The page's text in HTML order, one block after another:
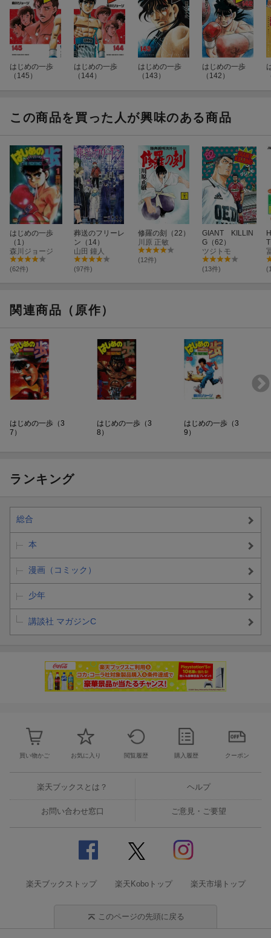
はじめの一歩
（145）
はじめの一歩
（144）
はじめの一歩
（143）
はじめの一歩
（142）
この商品を買った人が興味のある商品
はじめの一歩
（1）
森川ジョージ
(62件)
葬送のフリーレ
ン（14）
山田 鐘人
(97件)
修羅の刻（22）
川原 正敏
(12件)
GIANT KILLIN
G（62）
ツジトモ
(13件)
関連商品（原作）
はじめの一歩（3
7）
はじめの一歩（3
8）
はじめの一歩（3
9）
ランキング
総合
本
漫画（コミック）
少年
講談社 マガジンC
買い物かご お気に入り 閲覧履歴 購入履歴 クーポン
楽天ブックスとは？ ヘルプ
お問い合わせ窓口 ご意見・ご要望
楽天ブックストップ 楽天Koboトップ 楽天市場トップ
このページの先頭に戻る